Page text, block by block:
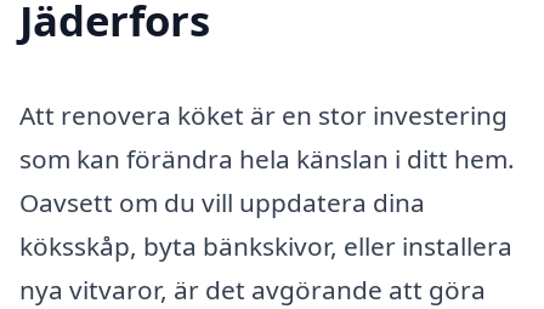
Jäderfors
Att renovera köket är en stor investering
som kan förändra hela känslan i ditt hem.
Oavsett om du vill uppdatera dina
köksskåp, byta bänkskivor, eller installera
nya vitvaror, är det avgörande att göra